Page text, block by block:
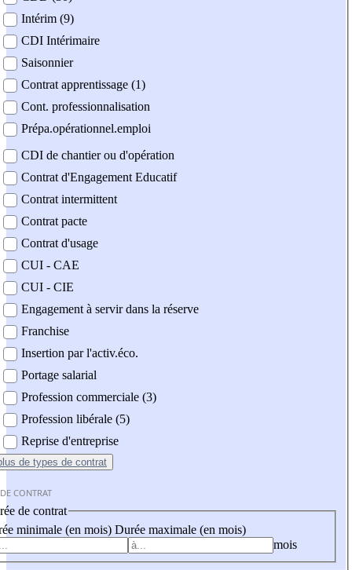
Intérim (9)
CDI Intérimaire
Saisonnier
Contrat apprentissage (1)
Cont. professionnalisation
Prépa.opérationnel.emploi
CDI de chantier ou d'opération
Contrat d'Engagement Educatif
Contrat intermittent
Contrat pacte
Contrat d'usage
CUI - CAE
CUI - CIE
Engagement à servir dans la réserve
Franchise
Insertion par l'activ.éco.
Portage salarial
Profession commerciale (3)
Profession libérale (5)
Reprise d'entreprise
de types de contrat
CONTRAT
de contrat
minimale (en mois) Durée maximale (en mois)
mois